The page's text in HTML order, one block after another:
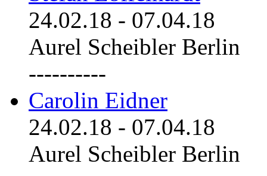
24.02.18 - 07.04.18
Aurel Scheibler Berlin
----------
Carolin Eidner
24.02.18 - 07.04.18
Aurel Scheibler Berlin